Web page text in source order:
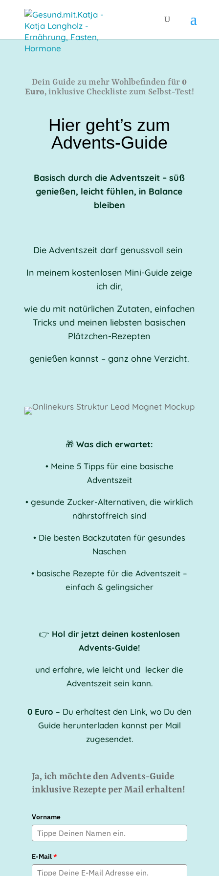
Dein Guide zu mehr Wohlbefinden für 0
Euro, inklusive Checkliste zum Selbst-Test!
Hier geht’s zum
Advents-Guide
Basisch durch die Adventszeit – süß
genießen, leicht fühlen, in Balance
bleiben
Die Adventszeit darf genussvoll sein
In meinem kostenlosen Mini-Guide zeige
ich dir,
wie du mit natürlichen Zutaten, einfachen
Tricks und meinen liebsten basischen
Plätzchen-Rezepten
genießen kannst – ganz ohne Verzicht.
🎁 Was dich erwartet:
• Meine 5 Tipps für eine basische
Adventszeit
• gesunde Zucker-Alternativen, die wirklich
nährstoffreich sind
• Die besten Backzutaten für gesundes
Naschen
• basische Rezepte für die Adventszeit –
einfach & gelingsicher
👉 Hol dir jetzt deinen kostenlosen
Advents-Guide!
und erfahre, wie leicht und lecker die
Adventszeit sein kann.
0 Euro – Du erhaltest den Link, wo Du den
Guide herunterladen kannst per Mail
zugesendet.
Ja, ich möchte den Advents-Guide
inklusive Rezepte per Mail erhalten!
Vorname
E-Mail*